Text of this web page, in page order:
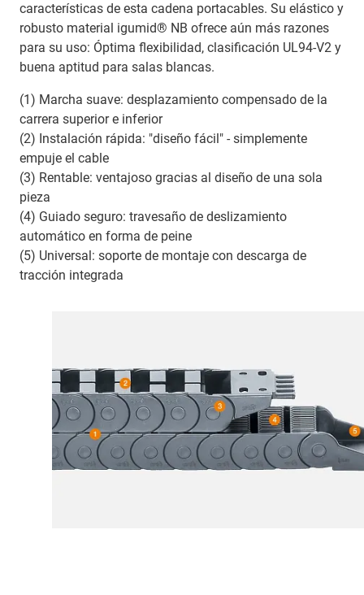
características de esta cadena portacables. Su elástico y
robusto material igumid® NB ofrece aún más razones
para su uso: Óptima flexibilidad, clasificación UL94-V2 y
buena aptitud para salas blancas.
(1) Marcha suave: desplazamiento compensado de la
carrera superior e inferior
(2) Instalación rápida: "diseño fácil" - simplemente
empuje el cable
(3) Rentable: ventajoso gracias al diseño de una sola
pieza
(4) Guiado seguro: travesaño de deslizamiento
automático en forma de peine
(5) Universal: soporte de montaje con descarga de
tracción integrada